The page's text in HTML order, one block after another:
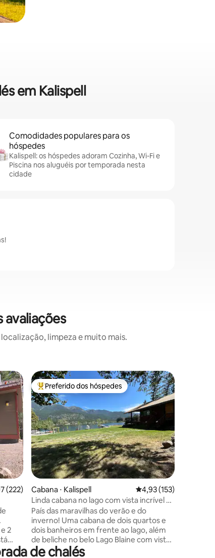
em Kalispell
Comodidades populares para os
hóspedes
Kalispell: os hóspedes adoram Cozinha, Wi-Fi e
Piscina nos aluguéis por temporada nesta
cidade
avaliações
limpeza e muito mais.
uma avaliação média de 5, 222 avaliações
(222)
2
Entre os melhores preferidos dos hóspedes
Preferido dos hóspedes
Cabana ⋅ Kalispell 4,93 de uma avaliação
4,93 (153)
Linda cabana no lago com vista incrível e
quintal enorme
País das maravilhas do verão e do
inverno! Uma cabana de dois quartos e
dois banheiros em frente ao lago, além
de beliche no belo Lago Blaine com vista
espetacular para a montanha rochosa.
de chalés